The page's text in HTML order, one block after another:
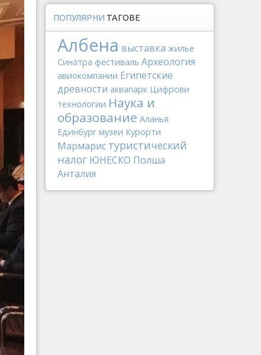
ПОПУЛЯРНИ ТАГОВЕ
Албена выставка жилье
Синатра фестиваль Археология
авиокомпании Египетские
древности аквапарк Цифрови
технологии Наука и
образование Аланья
Единбург музеи Курорти
Мармарис туристический
налог ЮНЕСКО Полша
Анталия